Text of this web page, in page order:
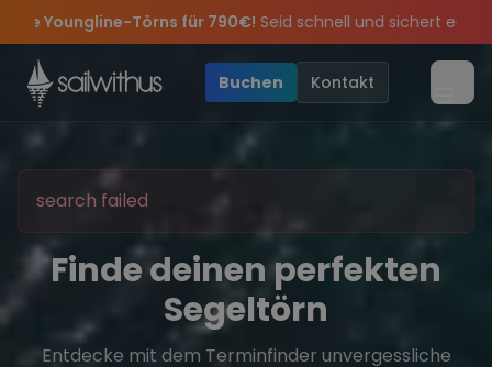
Skip to content
Seid schnell und sichert euch die letzten Plätze. •
Sichere Dir jetztDein Meilenbuch und Deine sailwithus-
mehr Sowie20€ Rabatt auf deinen ersten Törn! •
die Törns, die Crew und die besten Geschichten des
Buchen
Kontakt
search failed
Finde deinen perfekten
Segeltörn
Entdecke mit dem Terminfinder unvergessliche